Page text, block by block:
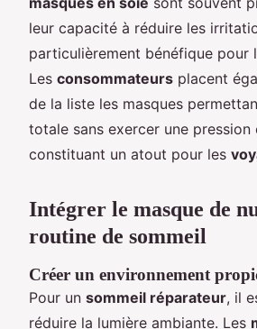
leur capacité à réduire les
particulièrement bénéfique pour
Les consommateurs placent
de la liste les masques
totale sans exercer une pression
constituant un atout pour les
Intégrer le masque de
routine de sommeil
Créer un environnement
Pour un sommeil réparateur, il
réduire la lumière ambiante. Les